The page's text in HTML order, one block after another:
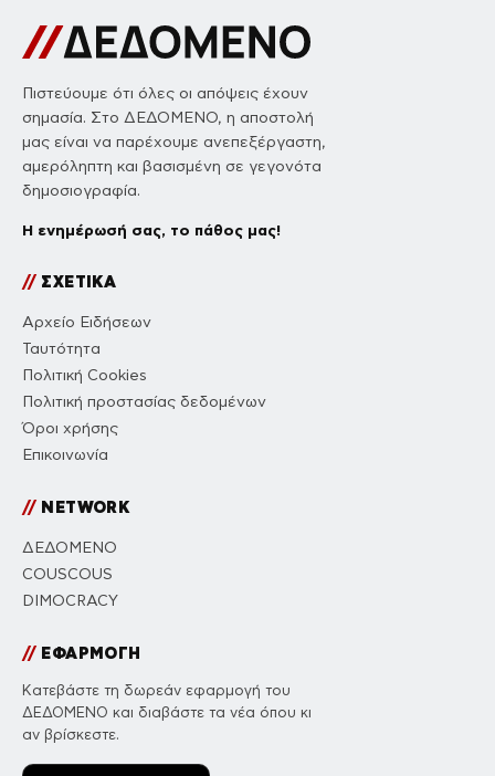
Πιστεύουμε ότι όλες οι απόψεις έχουν
σημασία. Στο ΔΕΔΟΜΕΝΟ, η αποστολή
μας είναι να παρέχουμε ανεπεξέργαστη,
αμερόληπτη και βασισμένη σε γεγονότα
δημοσιογραφία.
Η ενημέρωσή σας, το πάθος μας!
//ΣΧΕΤΙΚΑ
Αρχείο Ειδήσεων
Ταυτότητα
Πολιτική Cookies
Πολιτική προστασίας δεδομένων
Όροι χρήσης
Επικοινωνία
//NETWORK
ΔΕΔΟΜΕΝΟ
COUSCOUS
DIMOCRACY
//ΕΦΑΡΜΟΓΗ
Κατεβάστε τη δωρεάν εφαρμογή του
ΔΕΔΟΜΕΝΟ και διαβάστε τα νέα όπου κι
αν βρίσκεστε.